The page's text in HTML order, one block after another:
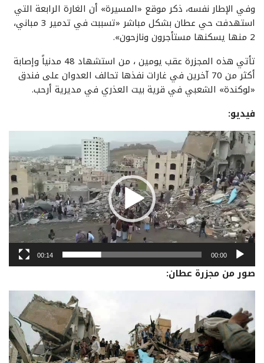
وفي الإطار نفسه، ذكر موقع «المسيرة» أن الغارة الرابعة التي
استهدفت حي عطان بشكل مباشر «تسببت في تدمير 3 مباني،
2 منها يسكنها مستأجرون ونازحون».
تأتي هذه المجزرة عقب يومين ، من استشهاد 48 مدنياً وإصابة
أكثر من 70 آخرين في غارات نفذها تحالف العدوان على فندق
«لوكندة» الشعبي في قرية بيت العذري في مديرية أرحب.
فيديو:
مشغل
الفيديو
00:00
00:14
صور من مجزرة عطان: